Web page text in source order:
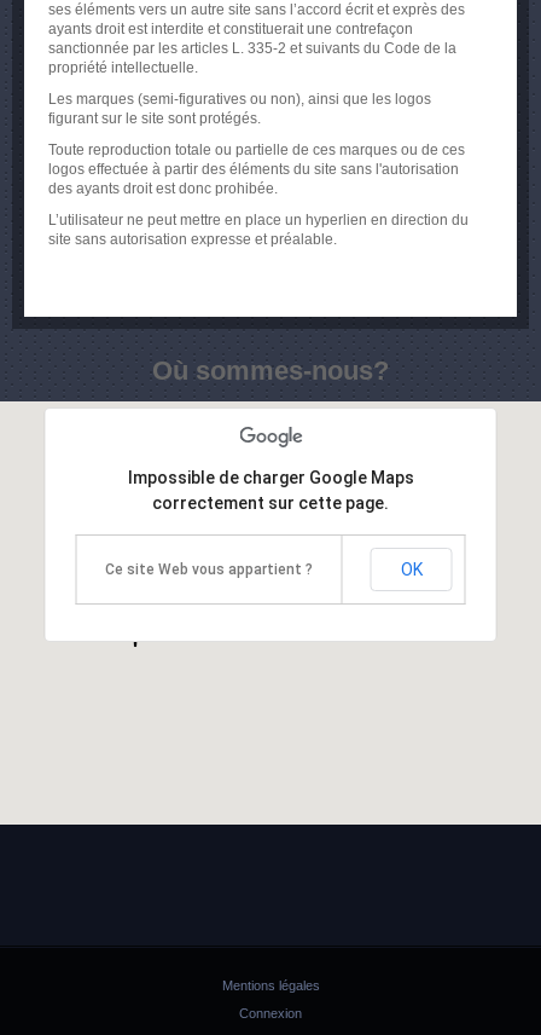
ses éléments vers un autre site sans l’accord écrit et exprès des
ayants droit est interdite et constituerait une contrefaçon
sanctionnée par les articles L. 335-2 et suivants du Code de la
propriété intellectuelle.
Les marques (semi-figuratives ou non), ainsi que les logos
figurant sur le site sont protégés.
Toute reproduction totale ou partielle de ces marques ou de ces
logos effectuée à partir des éléments du site sans l'autorisation
des ayants droit est donc prohibée.
L’utilisateur ne peut mettre en place un hyperlien en direction du
site sans autorisation expresse et préalable.
Où sommes-nous?
Impossible de charger Google Maps
correctement sur cette page.
Ce site Web vous appartient ? OK
Mentions légales
Connexion